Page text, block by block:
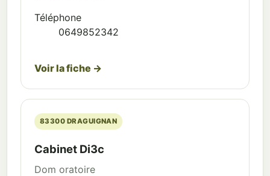
Téléphone
0649852342
Voir la fiche →
83300 DRAGUIGNAN
Cabinet Di3c
Dom oratoire